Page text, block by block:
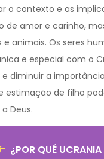
o contexto e as
de amor e carinho,
e animais. Os seres
e especial com o
diminuir a
estimação de filho
Deus.
¿POR QUÉ